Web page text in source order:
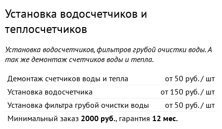
Установка водосчетчиков и
теплосчетчиков
Установка водосчетчиков, фильтров грубой очистки воды. А
так же демонтаж счетчиков воды и тепла.
Демонтаж счетчиков воды и тепла
от50 руб. / шт
Установка водосчетчика
от150 руб. / шт
Установка фильтра грубой очистки воды
от50 руб. / шт
Минимальный заказ 2000 руб., гарантия 12 мес.